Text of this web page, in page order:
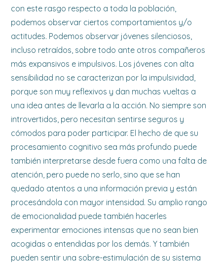
con este rasgo respecto a toda la población,
podemos observar ciertos comportamientos y/o
actitudes. Podemos observar jóvenes silenciosos,
incluso retraídos, sobre todo ante otros compañeros
más expansivos e impulsivos. Los jóvenes con alta
sensibilidad no se caracterizan por la impulsividad,
porque son muy reflexivos y dan muchas vueltas a
una idea antes de llevarla a la acción. No siempre son
introvertidos, pero necesitan sentirse seguros y
cómodos para poder participar. El hecho de que su
procesamiento cognitivo sea más profundo puede
también interpretarse desde fuera como una falta de
atención, pero puede no serlo, sino que se han
quedado atentos a una información previa y están
procesándola con mayor intensidad. Su amplio rango
de emocionalidad puede también hacerles
experimentar emociones intensas que no sean bien
acogidas o entendidas por los demás. Y también
pueden sentir una sobre-estimulación de su sistema